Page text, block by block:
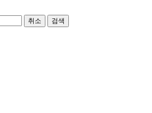
취소
검색